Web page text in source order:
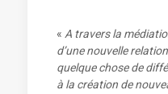
« A travers la
d’une nouvelle
quelque chose de
à la création de